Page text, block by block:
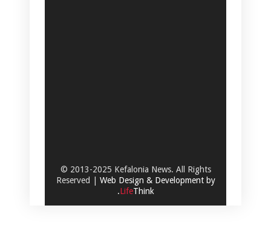
© 2013-2025 Kefalonia News. All Rights
Reserved | Web Design & Development by
.LifeThink